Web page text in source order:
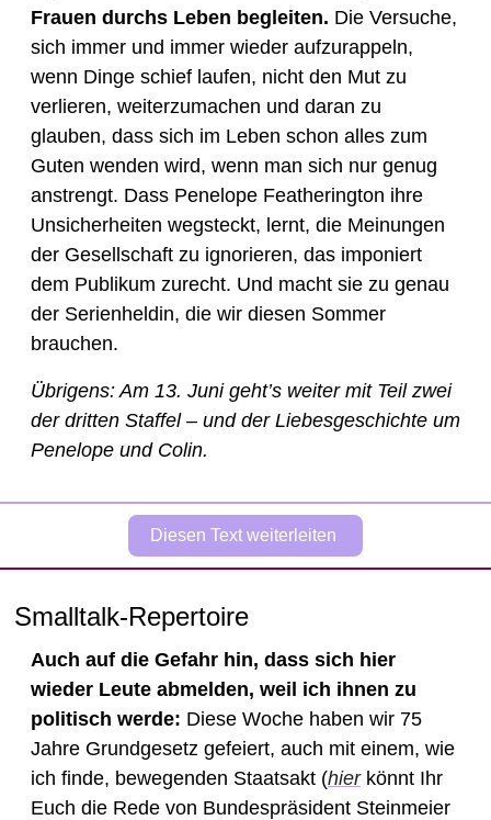
Frauen durchs Leben begleiten. Die Versuche,
sich immer und immer wieder aufzurappeln,
wenn Dinge schief laufen, nicht den Mut zu
verlieren, weiterzumachen und daran zu
glauben, dass sich im Leben schon alles zum
Guten wenden wird, wenn man sich nur genug
anstrengt. Dass Penelope Featherington ihre
Unsicherheiten wegsteckt, lernt, die Meinungen
der Gesellschaft zu ignorieren, das imponiert
dem Publikum zurecht. Und macht sie zu genau
der Serienheldin, die wir diesen Sommer
brauchen.
Übrigens: Am 13. Juni geht’s weiter mit Teil zwei
der dritten Staffel – und der Liebesgeschichte um
Penelope und Colin.
Diesen Text weiterleiten
Smalltalk-Repertoire
Auch auf die Gefahr hin, dass sich hier
wieder Leute abmelden, weil ich ihnen zu
politisch werde: Diese Woche haben wir 75
Jahre Grundgesetz gefeiert, auch mit einem, wie
ich finde, bewegenden Staatsakt (hier könnt Ihr
Euch die Rede von Bundespräsident Steinmeier